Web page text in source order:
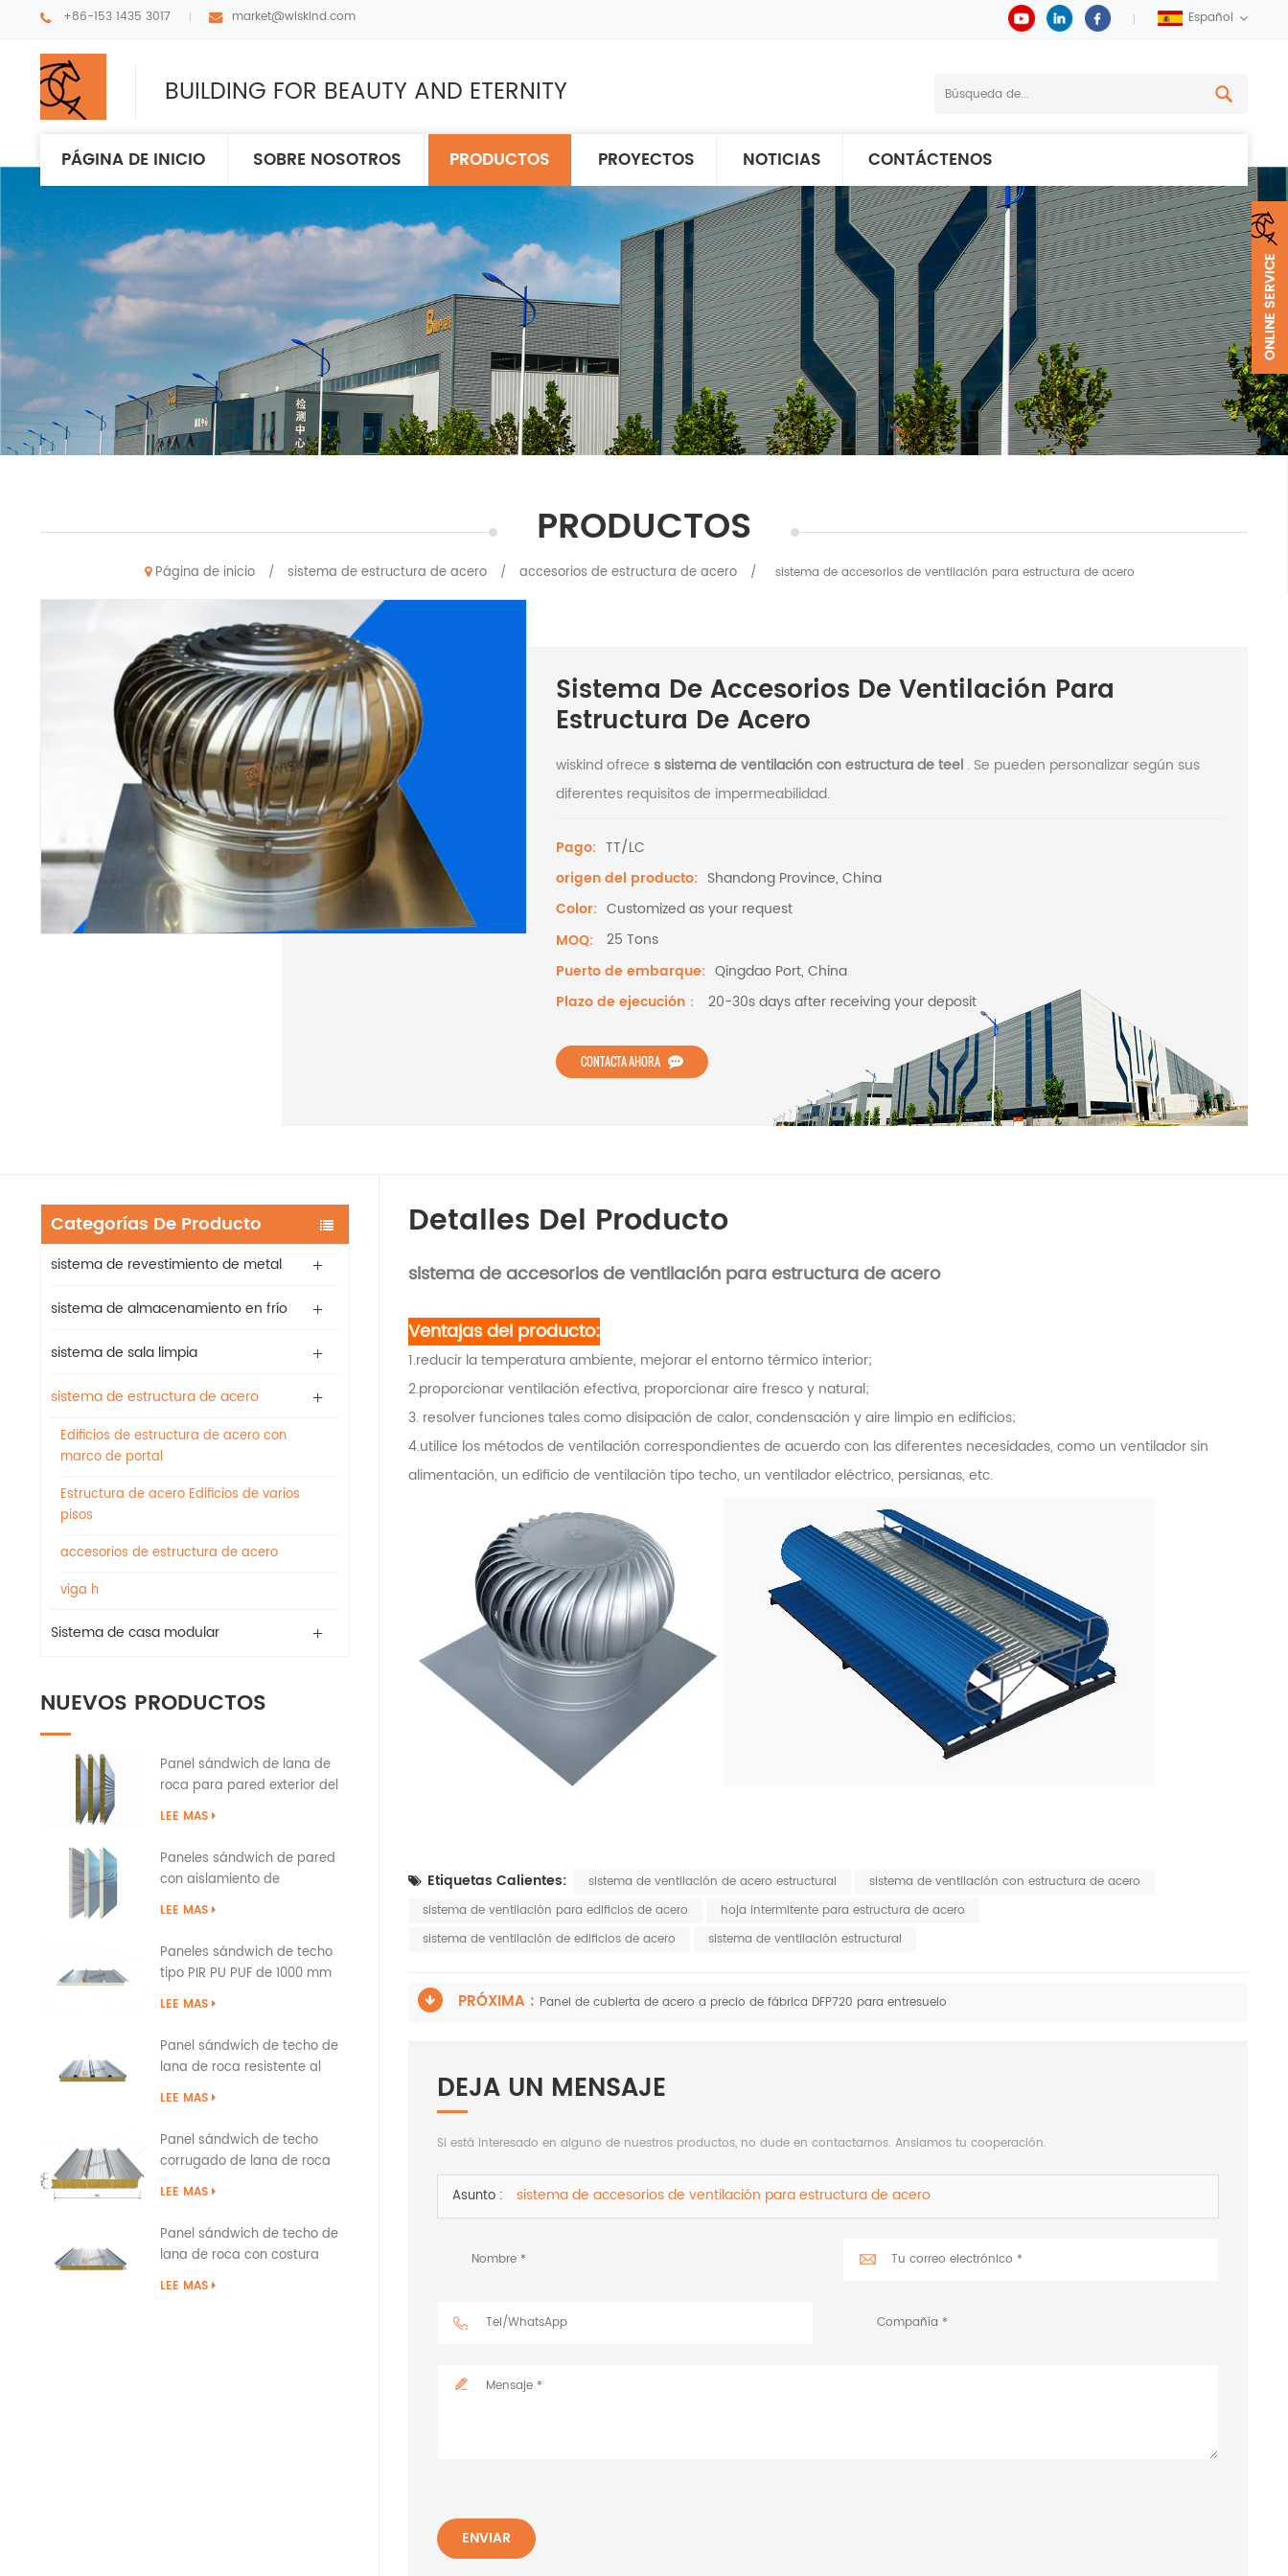
+86-153 1435 3017 market@wiskind.com Español
BUILDING FOR BEAUTY AND ETERNITY
PÁGINA DE INICIO SOBRE NOSOTROS PRODUCTOS PROYECTOS NOTICIAS CONTÁCTENOS
PRODUCTOS
Página de inicio / sistema de estructura de acero / accesorios de estructura de acero / sistema de accesorios de ventilación para estructura de acero
Sistema De Accesorios De Ventilación Para
Estructura De Acero
wiskind ofrece ssistema de ventilación con estructura de teel. Se pueden personalizar según sus
diferentes requisitos de impermeabilidad.
Pago: TT/LC
origen del producto: Shandong Province, China
Color: Customized as your request
MOQ:
25 Tons
Puerto de embarque: Qingdao Port, China
Plazo de ejecución：
20-30s days after receiving your deposit
CONTACTA AHORA
Categorías De Producto
sistema de revestimiento de metal
sistema de almacenamiento en frío
sistema de sala limpia
sistema de estructura de acero
Edificios de estructura de acero con
marco de portal
Estructura de acero Edificios de varios
pisos
accesorios de estructura de acero
viga h
Sistema de casa modular
NUEVOS PRODUCTOS
Panel sándwich de lana de
roca para pared exterior del
edificio con sellado de bordes
LEE MAS
Paneles sándwich de pared
con aislamiento de
poliuretano PIR PUR PU
LEE MAS
Paneles sándwich de techo
tipo PIR PU PUF de 1000 mm
sobre solapa
LEE MAS
Panel sándwich de techo de
lana de roca resistente al
fuego con tapa a presión
LEE MAS
Panel sándwich de techo
corrugado de lana de roca
tipo superposición
LEE MAS
Panel sándwich de techo de
lana de roca con costura
permanente con sellado de
LEE MAS
Detalles Del Producto
sistema de accesorios de ventilación para estructura de acero
Ventajas del producto:
1.reducir la temperatura ambiente, mejorar el entorno térmico interior;
2.proporcionar ventilación efectiva, proporcionar aire fresco y natural;
3. resolver funciones tales como disipación de calor, condensación y aire limpio en edificios;
4.utilice los métodos de ventilación correspondientes de acuerdo con las diferentes necesidades, como un ventilador sin
alimentación, un edificio de ventilación tipo techo, un ventilador eléctrico, persianas, etc.
Etiquetas Calientes: sistema de ventilación de acero estructural
sistema de ventilación con estructura de acero
sistema de ventilación para edificios de acero
hoja intermitente para estructura de acero
sistema de ventilación de edificios de acero
sistema de ventilación estructural
PRÓXIMA : Panel de cubierta de acero a precio de fábrica DFP720 para entresuelo
DEJA UN MENSAJE
Si está interesado en alguno de nuestros productos, no dude en contactarnos. Ansiamos tu cooperación.
Asunto : sistema de accesorios de ventilación para estructura de acero
ENVIAR